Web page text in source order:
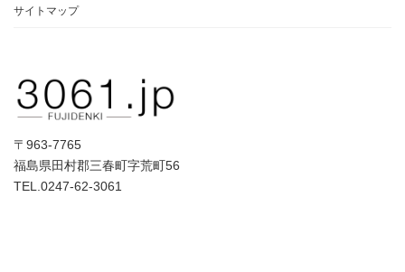
サイトマップ
〒963-7765
福島県田村郡三春町字荒町56
TEL.0247-62-3061